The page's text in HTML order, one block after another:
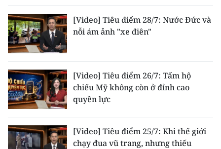
中文
FRANÇAIS
РУССКИЙ
ESPAÑOL
한국어
[Video] Tiêu điểm 28/7: Nước Đức và
nỗi ám ảnh "xe điên"
[Video] Tiêu điểm 26/7: Tấm hộ
chiếu Mỹ không còn ở đỉnh cao
quyền lực
[Video] Tiêu điểm 25/7: Khi thế giới
chạy đua vũ trang, nhưng thiếu